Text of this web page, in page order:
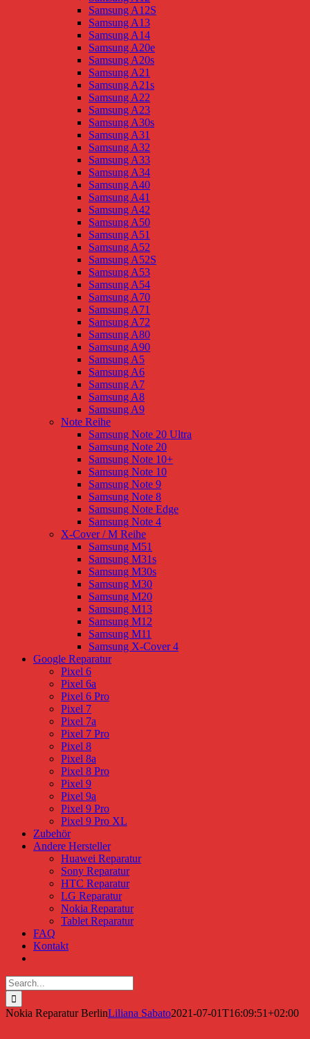
Samsung A12S
Samsung A13
Samsung A14
Samsung A20e
Samsung A20s
Samsung A21
Samsung A21s
Samsung A22
Samsung A23
Samsung A30s
Samsung A31
Samsung A32
Samsung A33
Samsung A34
Samsung A40
Samsung A41
Samsung A42
Samsung A50
Samsung A51
Samsung A52
Samsung A52S
Samsung A53
Samsung A54
Samsung A70
Samsung A71
Samsung A72
Samsung A80
Samsung A90
Samsung A5
Samsung A6
Samsung A7
Samsung A8
Samsung A9
Note Reihe
Samsung Note 20 Ultra
Samsung Note 20
Samsung Note 10+
Samsung Note 10
Samsung Note 9
Samsung Note 8
Samsung Note Edge
Samsung Note 4
X-Cover / M Reihe
Samsung M51
Samsung M31s
Samsung M30s
Samsung M30
Samsung M20
Samsung M13
Samsung M12
Samsung M11
Samsung X-Cover 4
Google Reparatur
Pixel 6
Pixel 6a
Pixel 6 Pro
Pixel 7
Pixel 7a
Pixel 7 Pro
Pixel 8
Pixel 8a
Pixel 8 Pro
Pixel 9
Pixel 9a
Pixel 9 Pro
Pixel 9 Pro XL
Zubehör
Andere Hersteller
Huawei Reparatur
Sony Reparatur
HTC Reparatur
LG Reparatur
Nokia Reparatur
Tablet Reparatur
FAQ
Kontakt
Search
for:
Nokia Reparatur BerlinLiliana Sabato2021-07-01T16:09:51+02:00